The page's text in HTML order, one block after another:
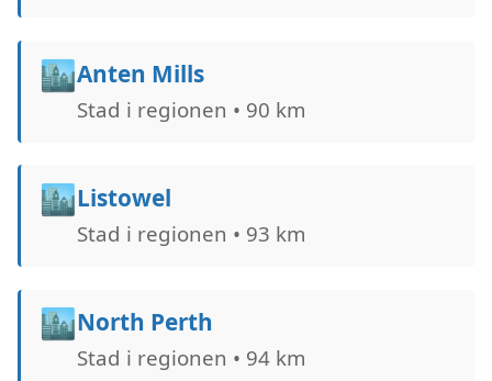
🏙️Anten Mills
Stad i regionen • 90 km
🏙️Listowel
Stad i regionen • 93 km
🏙️North Perth
Stad i regionen • 94 km